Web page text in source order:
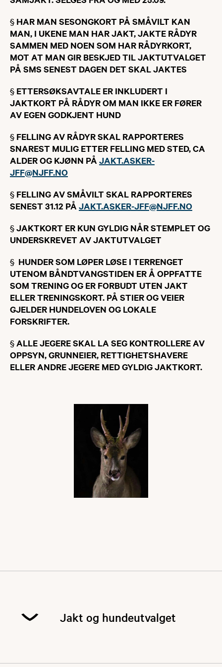
§ ​HAR MAN SESONGKORT PÅ SMÅVILT KAN
MAN, I UKENE MAN HAR JAKT, JAKTE RÅDYR
SAMMEN MED NOEN SOM HAR RÅDYRKORT,
MOT AT MAN GIR BESKJED TIL JAKTUTVALGET
PÅ SMS SENEST DAGEN DET SKAL JAKTES
§ ​ETTERSØKSAVTALE ER INKLUDERT I
JAKTKORT PÅ RÅDYR OM MAN IKKE ER FØRER
AV EGEN GODKJENT HUND
§ FELLING AV RÅDYR SKAL RAPPORTERES
SNAREST MULIG ETTER FELLING MED STED, CA
ALDER OG KJØNN PÅ JAKT.ASKER-
JFF@NJFF.NO
§ FELLING AV SMÅVILT SKAL RAPPORTERES
SENEST 31.12 PÅ JAKT.ASKER-JFF@NJFF.NO
§JAKTKORT ER KUN GYLDIG NÅR STEMPLET OG
UNDERSKREVET AV JAKTUTVALGET
§ HUNDER SOM LØPER LØSE I TERRENGET
UTENOM BÅNDTVANGSTIDEN ER Å OPPFATTE
SOM TRENING OG ER FORBUDT UTEN JAKT
ELLER TRENINGSKORT. PÅ STIER OG VEIER
GJELDER HUNDELOVEN OG LOKALE
FORSKRIFTER.
§ALLE JEGERE SKAL LA SEG KONTROLLERE AV
OPPSYN, GRUNNEIER, RETTIGHETSHAVERE
ELLER ANDRE JEGERE MED GYLDIG JAKTKORT.
Jakt og hundeutvalget